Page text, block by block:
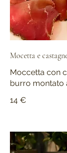
Mocetta e
Moccetta con
burro montato
14 €